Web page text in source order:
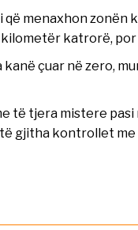
që menaxhon
katrorë, por
çuar në zero,
të tjera mistere
gjitha kontrollet